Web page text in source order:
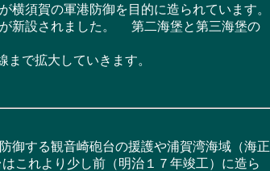
須賀の軍港防御を目的に造られています。
新設されました。 第二海堡と第三海堡の
まで拡大していきます。
御する観音崎砲台の援護や浦賀湾海域（海正
これより少し前（明治１７年竣工）に造ら